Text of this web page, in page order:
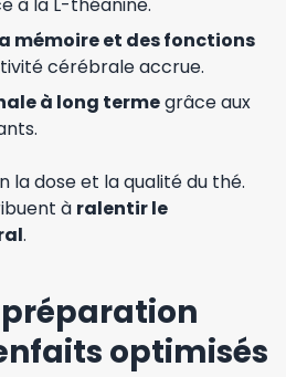
à la L-théanine.
mémoire et des fonctions
cérébrale accrue.
à long termegrâce aux
la dose et la qualité du thé.
à ralentir le
.
optimisés